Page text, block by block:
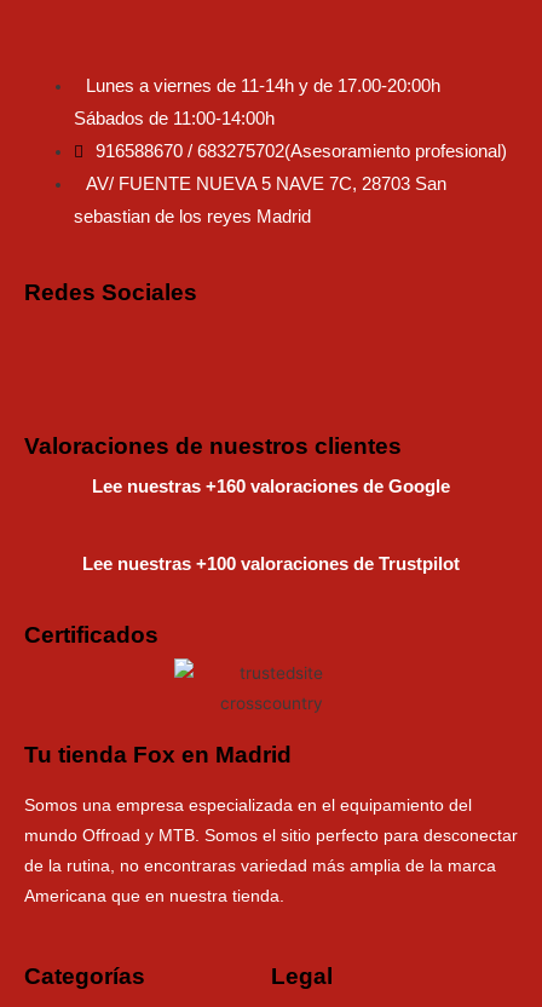
Lunes a viernes de 11-14h y de 17.00-20:00h
Sábados de 11:00-14:00h
916588670 / 683275702(Asesoramiento profesional)
AV/ FUENTE NUEVA 5 NAVE 7C, 28703 San
sebastian de los reyes Madrid
Redes Sociales
Valoraciones de nuestros clientes
Lee nuestras +160 valoraciones de Google
Lee nuestras +100 valoraciones de Trustpilot
Certificados
Tu tienda Fox en Madrid
Somos una empresa especializada en el equipamiento del
mundo Offroad y MTB. Somos el sitio perfecto para desconectar
de la rutina, no encontraras variedad más amplia de la marca
Americana que en nuestra tienda.
Categorías Legal